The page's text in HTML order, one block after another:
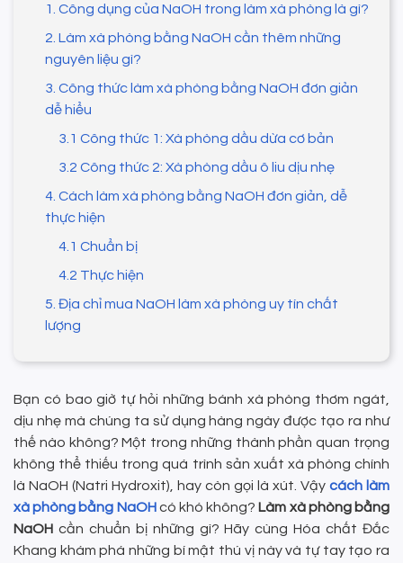
1. Công dụng của NaOH trong làm xà phòng là gì?
2. Làm xà phòng bằng NaOH cần thêm những
nguyên liệu gì?
3. Công thức làm xà phòng bằng NaOH đơn giản
dễ hiểu
3.1 Công thức 1: Xà phòng dầu dừa cơ bản
3.2 Công thức 2: Xà phòng dầu ô liu dịu nhẹ
4. Cách làm xà phòng bằng NaOH đơn giản, dễ
thực hiện
4.1 Chuẩn bị
4.2 Thực hiện
5. Địa chỉ mua NaOH làm xà phòng uy tín chất
lượng
Bạn có bao giờ tự hỏi những bánh xà phòng thơm ngát,
dịu nhẹ mà chúng ta sử dụng hàng ngày được tạo ra như
thế nào không? Một trong những thành phần quan trọng
không thể thiếu trong quá trình sản xuất xà phòng chính
là NaOH (Natri Hydroxit), hay còn gọi là xút. Vậy cách làm
xà phòng bằng NaOHcó khó không? Làm xà phòng bằng
NaOH cần chuẩn bị những gì? Hãy cùng Hóa chất Đắc
Khang khám phá những bí mật thú vị này và tự tay tạo ra